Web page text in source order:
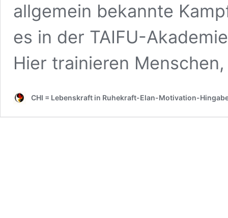
allgemein bekannte
es in der TAIFU-
Hier trainieren
CHI = Lebenskraft in Ruhekraft-Elan-Motivation-